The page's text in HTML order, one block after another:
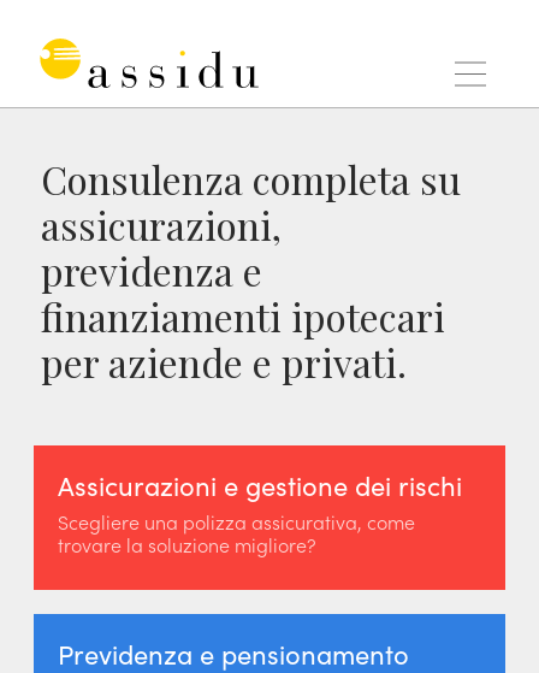
contenuto
Consulenza completa su
assicurazioni,
previdenza e
finanziamenti ipotecari
per aziende e privati.
Assicurazioni e gestione dei rischi
Scegliere una polizza assicurativa, come
trovare la soluzione migliore?
Previdenza e pensionamento